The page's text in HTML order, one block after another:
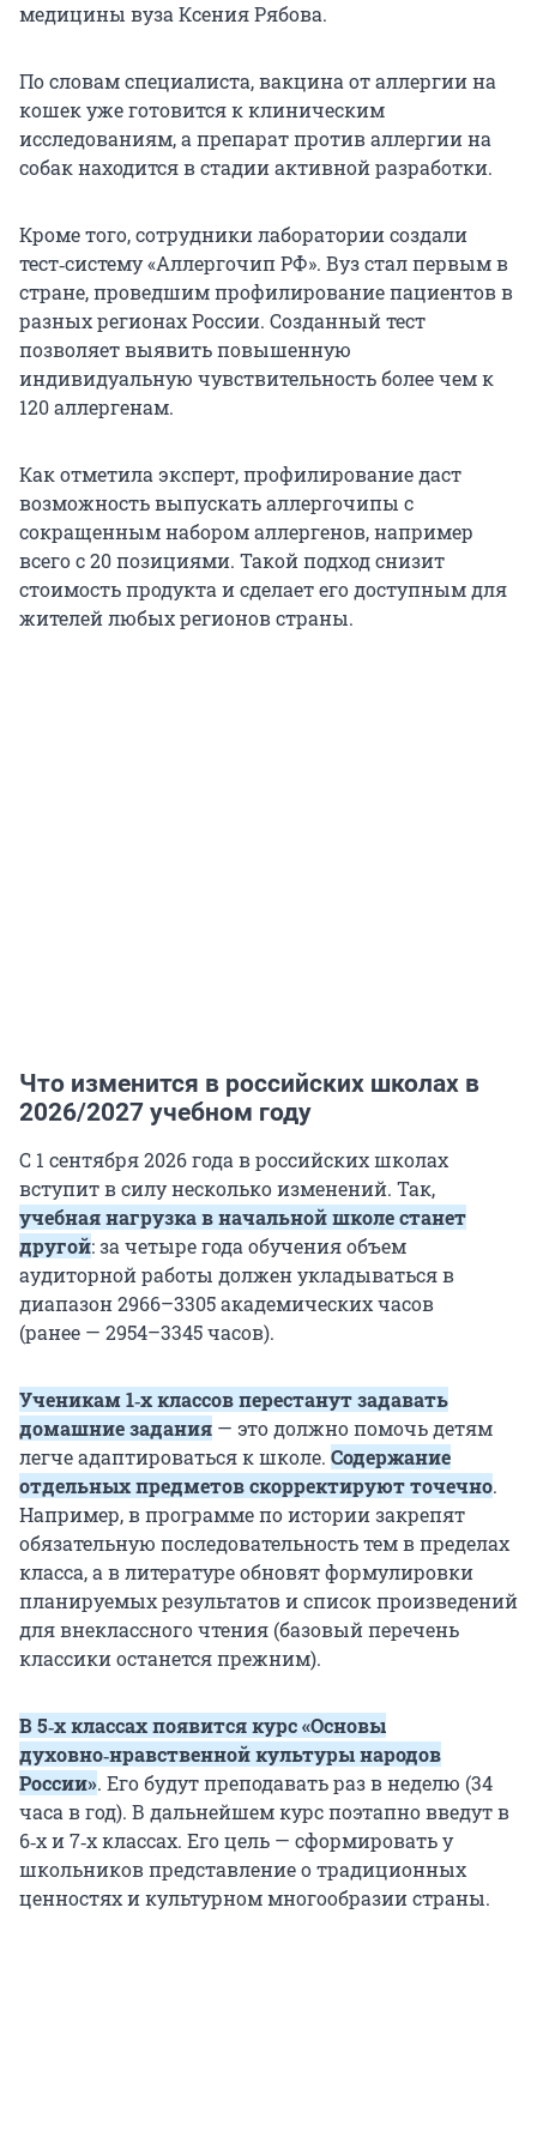
медицины вуза Ксения Рябова.
По словам специалиста, вакцина от аллергии на
кошек уже готовится к клиническим
исследованиям, а препарат против аллергии на
собак находится в стадии активной разработки.
Кроме того, сотрудники лаборатории создали
тест‑систему «Аллергочип РФ». Вуз стал первым в
стране, проведшим профилирование пациентов в
разных регионах России. Созданный тест
позволяет выявить повышенную
индивидуальную чувствительность более чем к
120 аллергенам.
Как отметила эксперт, профилирование даст
возможность выпускать аллергочипы с
сокращенным набором аллергенов, например
всего с 20 позициями. Такой подход снизит
стоимость продукта и сделает его доступным для
жителей любых регионов страны.
Что изменится в российских школах в
2026/2027 учебном году
С 1 сентября 2026 года в российских школах
вступит в силу несколько изменений. Так,
учебная нагрузка в начальной школе станет
другой: за четыре года обучения объем
аудиторной работы должен укладываться в
диапазон 2966–3305 академических часов
(ранее — 2954–3345 часов).
Ученикам 1‑х классов перестанут задавать
домашние задания — это должно помочь детям
легче адаптироваться к школе. Содержание
отдельных предметов скорректируют точечно.
Например, в программе по истории закрепят
обязательную последовательность тем в пределах
класса, а в литературе обновят формулировки
планируемых результатов и список произведений
для внеклассного чтения (базовый перечень
классики останется прежним).
В 5‑х классах появится курс «Основы
духовно‑нравственной культуры народов
России». Его будут преподавать раз в неделю (34
часа в год). В дальнейшем курс поэтапно введут в
6‑х и 7‑х классах. Его цель — сформировать у
школьников представление о традиционных
ценностях и культурном многообразии страны.